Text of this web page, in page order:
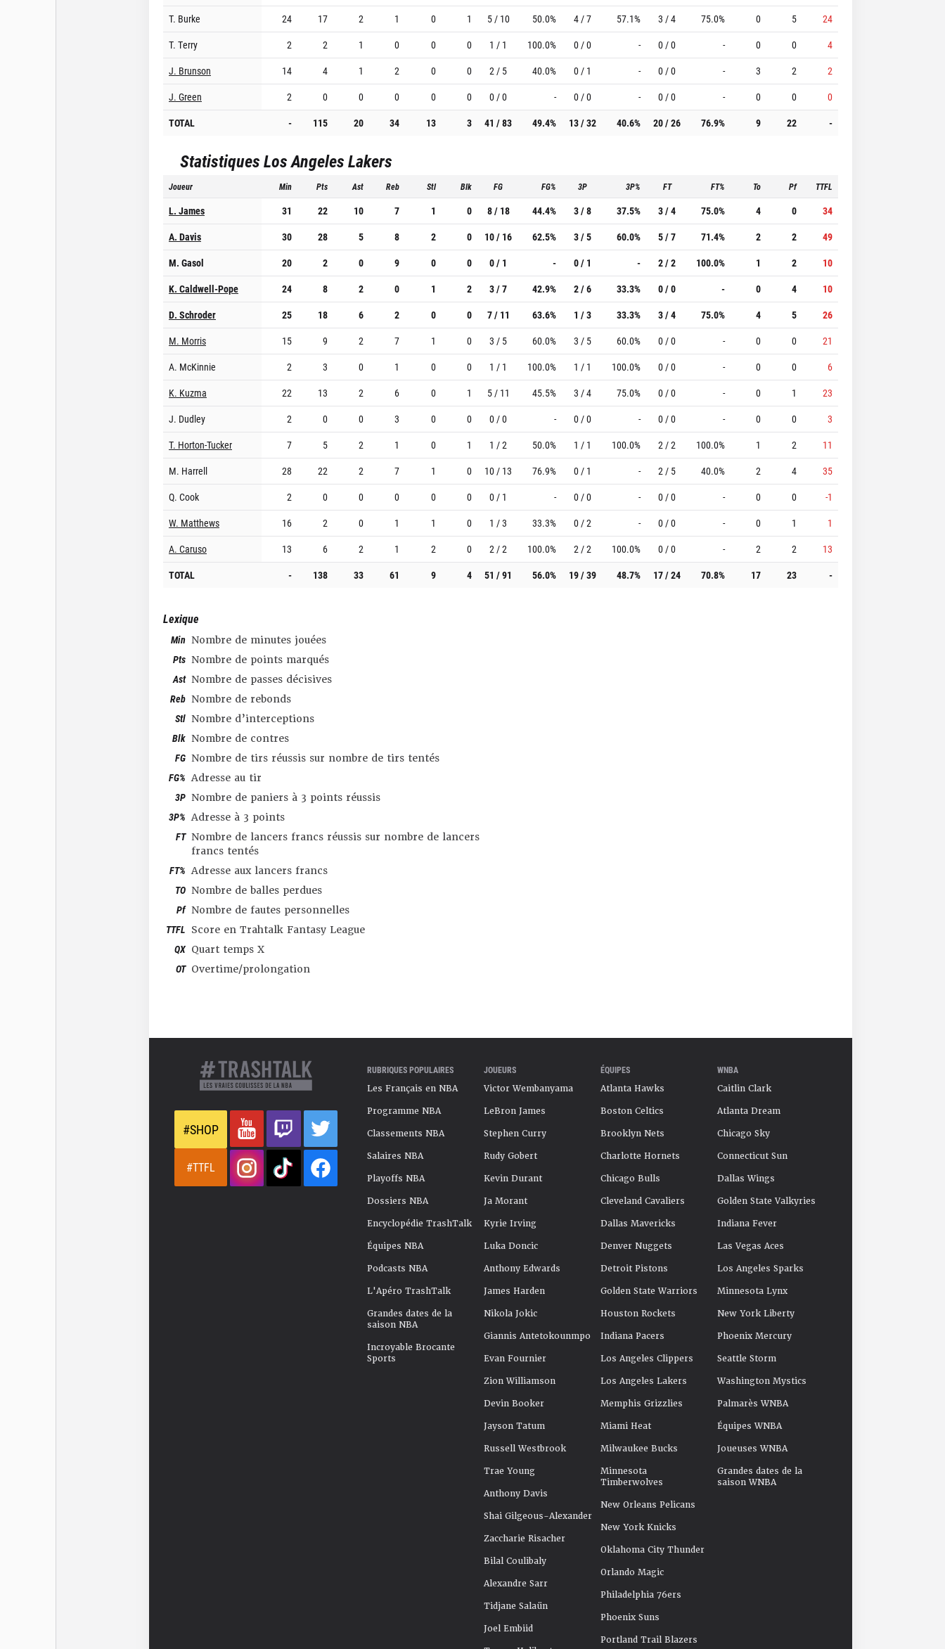
T. Burke
24 17 2 1 0 1 5 / 10 50.0% 4 / 7 57.1% 3 / 4 75.0% 0 5
24
T. Terry
2 2 1 0 0 0 1 / 1 100.0% 0 / 0 - 0 / 0 - 0 0
4
J. Brunson
14 4 1 2 0 0 2 / 5 40.0% 0 / 1 - 0 / 0 - 3 2
2
J. Green
2 0 0 0 0 0 0 / 0 - 0 / 0 - 0 / 0 - 0 0
0
TOTAL
- 115 20 34 13 3 41 / 83 49.4% 13 / 32 40.6% 20 / 26 76.9% 9 22 -
StatistiquesLos Angeles Lakers
Joueur Min Pts Ast Reb Stl Blk FG FG% 3P 3P% FT FT% To Pf TTFL
L. James 31 22 10 7 1 0 8 / 18 44.4% 3 / 8 37.5% 3 / 4 75.0% 4 0
34
A. Davis
30 28 5 8 2 0 10 / 16 62.5% 3 / 5 60.0% 5 / 7 71.4% 2 2
49
M. Gasol
20 2 0 9 0 0 0 / 1 - 0 / 1 - 2 / 2 100.0% 1 2
10
K. Caldwell-Pope
24 8 2 0 1 2 3 / 7 42.9% 2 / 6 33.3% 0 / 0 - 0 4
10
D. Schroder
25 18 6 2 0 0 7 / 11 63.6% 1 / 3 33.3% 3 / 4 75.0% 4 5
26
M. Morris
15 9 2 7 1 0 3 / 5 60.0% 3 / 5 60.0% 0 / 0 - 0 0
21
A. McKinnie
2 3 0 1 0 0 1 / 1 100.0% 1 / 1 100.0% 0 / 0 - 0 0
6
K. Kuzma
22 13 2 6 0 1 5 / 11 45.5% 3 / 4 75.0% 0 / 0 - 0 1
23
J. Dudley
2 0 0 3 0 0 0 / 0 - 0 / 0 - 0 / 0 - 0 0
3
T. Horton-Tucker
7 5 2 1 0 1 1 / 2 50.0% 1 / 1 100.0% 2 / 2 100.0% 1 2
11
M. Harrell
28 22 2 7 1 0 10 / 13 76.9% 0 / 1 - 2 / 5 40.0% 2 4
35
Q. Cook
2 0 0 0 0 0 0 / 1 - 0 / 0 - 0 / 0 - 0 0
-1
W. Matthews
16 2 0 1 1 0 1 / 3 33.3% 0 / 2 - 0 / 0 - 0 1
1
A. Caruso
13 6 2 1 2 0 2 / 2 100.0% 2 / 2 100.0% 0 / 0 - 2 2
13
TOTAL
- 138 33 61 9 4 51 / 91 56.0% 19 / 39 48.7% 17 / 24 70.8% 17 23 -
Lexique
Min Nombre de minutes jouées
Pts Nombre de points marqués
Ast Nombre de passes décisives
Reb Nombre de rebonds
Stl Nombre d’interceptions
Blk Nombre de contres
FG Nombre de tirs réussis sur nombre de tirs tentés
FG% Adresse au tir
3P Nombre de paniers à 3 points réussis
3P% Adresse à 3 points
FT Nombre de lancers francs réussis sur nombre de lancers
francs tentés
FT% Adresse aux lancers francs
TO Nombre de balles perdues
Pf Nombre de fautes personnelles
TTFL Score en Trahtalk Fantasy League
QX Quart temps X
OT Overtime/prolongation
#SHOP
#TTFL
RUBRIQUES POPULAIRES
Les Français en NBA
Programme NBA
Classements NBA
Salaires NBA
Playoffs NBA
Dossiers NBA
Encyclopédie TrashTalk
Équipes NBA
Podcasts NBA
L'Apéro TrashTalk
Grandes dates de la
saison NBA
Incroyable Brocante
Sports
JOUEURS
Victor Wembanyama
LeBron James
Stephen Curry
Rudy Gobert
Kevin Durant
Ja Morant
Kyrie Irving
Luka Doncic
Anthony Edwards
James Harden
Nikola Jokic
Giannis Antetokounmpo
Evan Fournier
Zion Williamson
Devin Booker
Jayson Tatum
Russell Westbrook
Trae Young
Anthony Davis
Shai Gilgeous-Alexander
Zaccharie Risacher
Bilal Coulibaly
Alexandre Sarr
Tidjane Salaün
Joel Embiid
ÉQUIPES
Atlanta Hawks
Boston Celtics
Brooklyn Nets
Charlotte Hornets
Chicago Bulls
Cleveland Cavaliers
Dallas Mavericks
Denver Nuggets
Detroit Pistons
Golden State Warriors
Houston Rockets
Indiana Pacers
Los Angeles Clippers
Los Angeles Lakers
Memphis Grizzlies
Miami Heat
Milwaukee Bucks
Minnesota
Timberwolves
New Orleans Pelicans
New York Knicks
Oklahoma City Thunder
Orlando Magic
Philadelphia 76ers
Phoenix Suns
Portland Trail Blazers
WNBA
Caitlin Clark
Atlanta Dream
Chicago Sky
Connecticut Sun
Dallas Wings
Golden State Valkyries
Indiana Fever
Las Vegas Aces
Los Angeles Sparks
Minnesota Lynx
New York Liberty
Phoenix Mercury
Seattle Storm
Washington Mystics
Palmarès WNBA
Équipes WNBA
Joueuses WNBA
Grandes dates de la
saison WNBA